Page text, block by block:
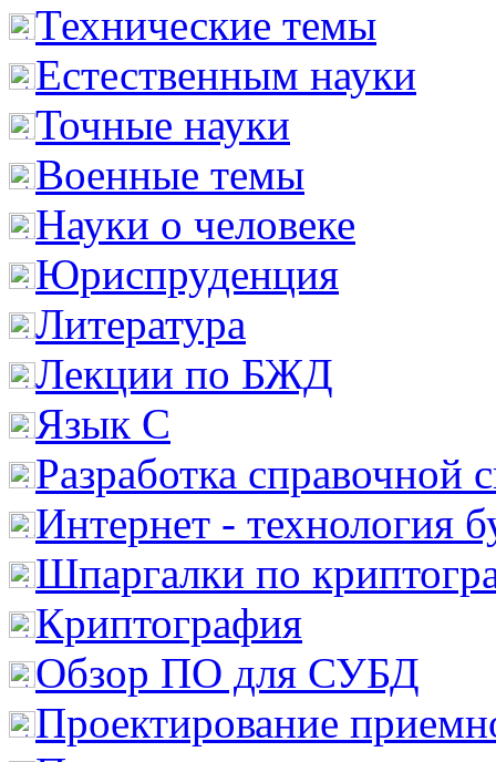
Технические темы
Естественным науки
Точные науки
Военные темы
Науки о человеке
Юриспруденция
Литература
Лекции по БЖД
Язык С
Разработка справочной
Интернет - технология
Шпаргалки по
Криптография
Обзор ПО для СУБД
Проектирование